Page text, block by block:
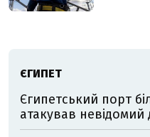
ЄГИПЕТ
Єгипетський порт
атакував невідомий